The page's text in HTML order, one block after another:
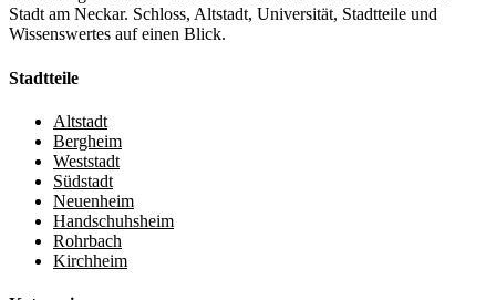
Stadt am Neckar. Schloss, Altstadt, Universität, Stadtteile und
Wissenswertes auf einen Blick.
Stadtteile
Altstadt
Bergheim
Weststadt
Südstadt
Neuenheim
Handschuhsheim
Rohrbach
Kirchheim